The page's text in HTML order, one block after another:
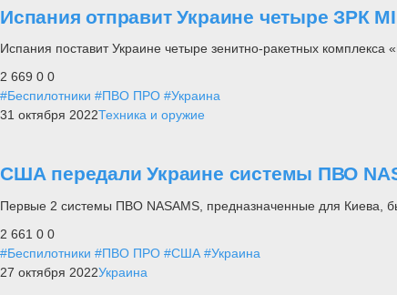
Испания отправит Украине четыре ЗРК
Испания поставит Украине четыре зенитно-ракетных комплекса
2 669 0 0
#Беспилотники #ПВО ПРО #Украина
31 октября 2022Техника и оружие
США передали Украине системы ПВО
Первые 2 системы ПВО NASAMS, предназначенные для Киева,
2 661 0 0
#Беспилотники #ПВО ПРО #США #Украина
27 октября 2022Украина